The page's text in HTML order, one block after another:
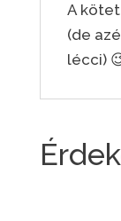
A
(de
lécci)